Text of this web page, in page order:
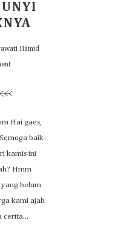
Hamid
Hai gaes,
baik-
kamis ini
Hmm
belum
kami ajah
cerita...